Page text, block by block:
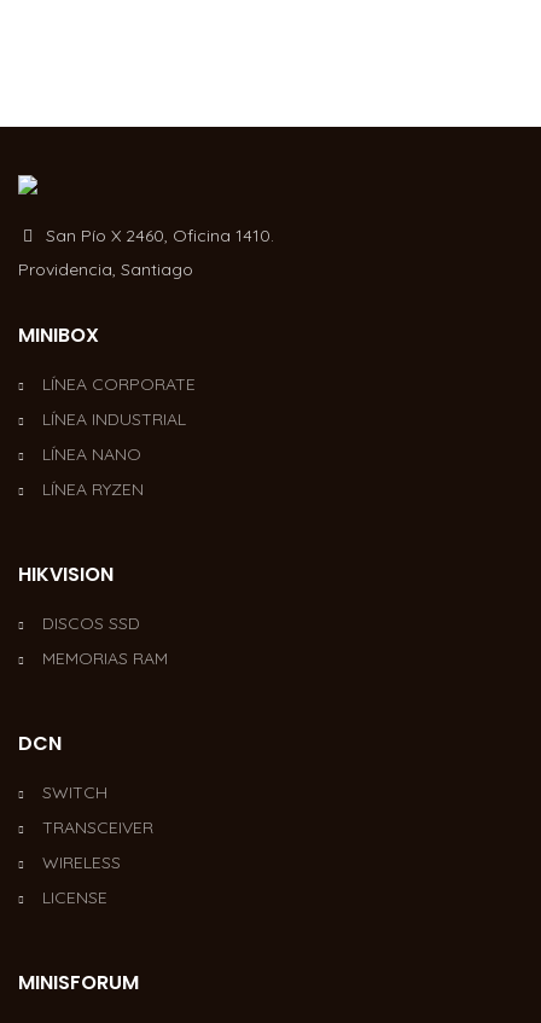
San Pío X 2460, Oficina 1410.
Providencia, Santiago
MINIBOX
LÍNEA CORPORATE
LÍNEA INDUSTRIAL
LÍNEA NANO
LÍNEA RYZEN
HIKVISION
DISCOS SSD
MEMORIAS RAM
DCN
SWITCH
TRANSCEIVER
WIRELESS
LICENSE
MINISFORUM